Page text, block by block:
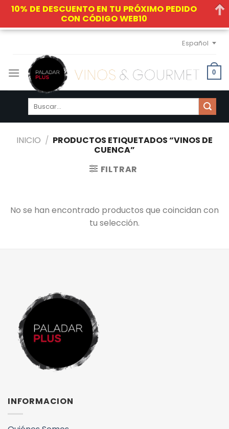
Skip
content
Español
0
Buscar
INICIO / PRODUCTOS ETIQUETADOS “VINOS DE
CUENCA”
FILTRAR
No se han encontrado productos que coincidan con
tu selección.
INFORMACION
10% DE DESCUENTO EN TU PRÓXIMO PEDIDO
CON CÓDIGO WEB10